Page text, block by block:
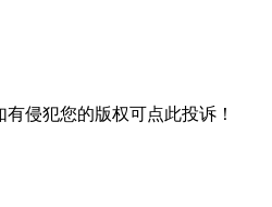
侵犯您的版权可点此投诉！